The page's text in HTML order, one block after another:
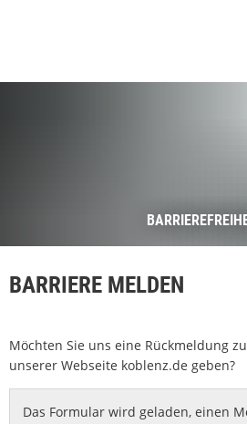
BARRIERE MELDEN
Möchten Sie uns eine Rückmeldung
unserer Webseite koblenz.de geben?
Das Formular wird geladen, einen